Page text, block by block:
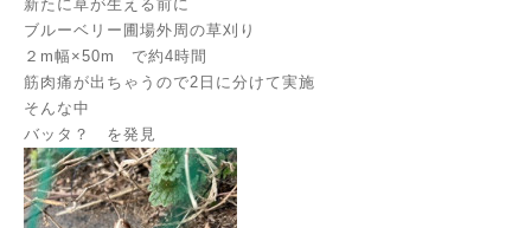
新たに草が生える前に
ブルーベリー圃場外周の草刈り
２m幅×50m で約4時間
筋肉痛が出ちゃうので2日に分けて実施
そんな中
バッタ？ を発見